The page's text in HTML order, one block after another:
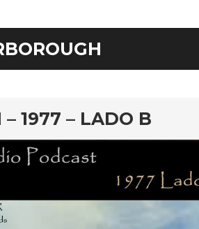
– 1977 – LADO B